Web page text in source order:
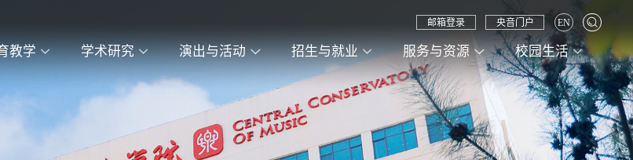
教学 学术研究 演出与活动 招生与就业 服务与资源 校园生活
邮箱登录 央音门户 EN